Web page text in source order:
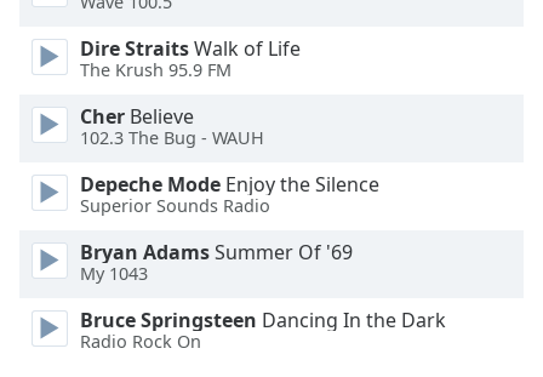
Family
Reset
Close
Modal
End
window.
Dire StraitsWalk of Life
The Krush 95.9 FM
Cher Believe
102.3 The Bug - WAUH
Depeche Mode Enjoy the Silence
Superior Sounds Radio
Bryan AdamsSummer Of '69
My 1043
Bruce Springsteen Dancing In the Dark
Radio Rock On